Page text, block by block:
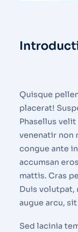
Quisque
placerat!
Phasellus
venenatir non
congue ante
accumsan
mattis. Cras
Duis volutpat,
augue arcu,
Sed lacinia